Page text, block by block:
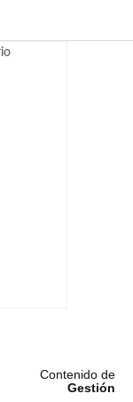
Contenido de
Gestión